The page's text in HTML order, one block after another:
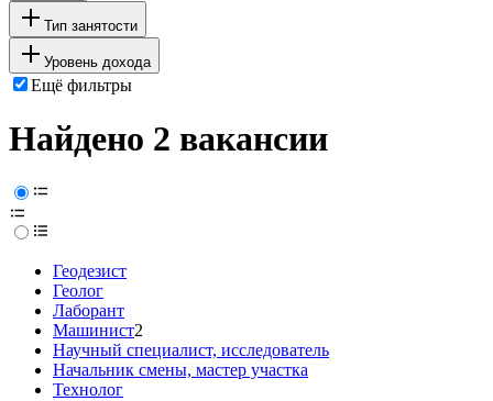
Тип занятости
Уровень дохода
Ещё фильтры
Найдено 2 вакансии
Геодезист
Геолог
Лаборант
Машинист2
Научный специалист, исследователь
Начальник смены, мастер участка
Технолог